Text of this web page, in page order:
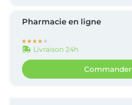
Pharmacie en ligne
    
Livraison 24h
Commander